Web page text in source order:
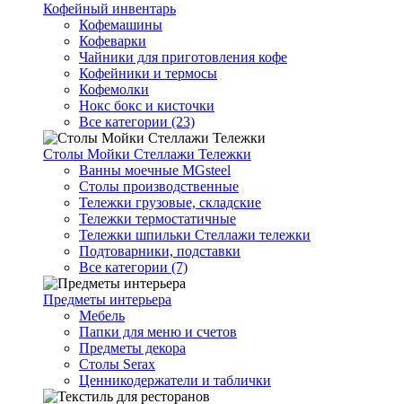
Кофейный инвентарь
Кофемашины
Кофеварки
Чайники для приготовления кофе
Кофейники и термосы
Кофемолки
Нокс бокс и кисточки
Все категории (23)
Столы Мойки Стеллажи Тележки
Ванны моечные MGsteel
Столы производственные
Тележки грузовые, складские
Тележки термостатичные
Тележки шпильки Стеллажи тележки
Подтоварники, подставки
Все категории (7)
Предметы интерьера
Мебель
Папки для меню и счетов
Предметы декора
Столы Serax
Ценникодержатели и таблички